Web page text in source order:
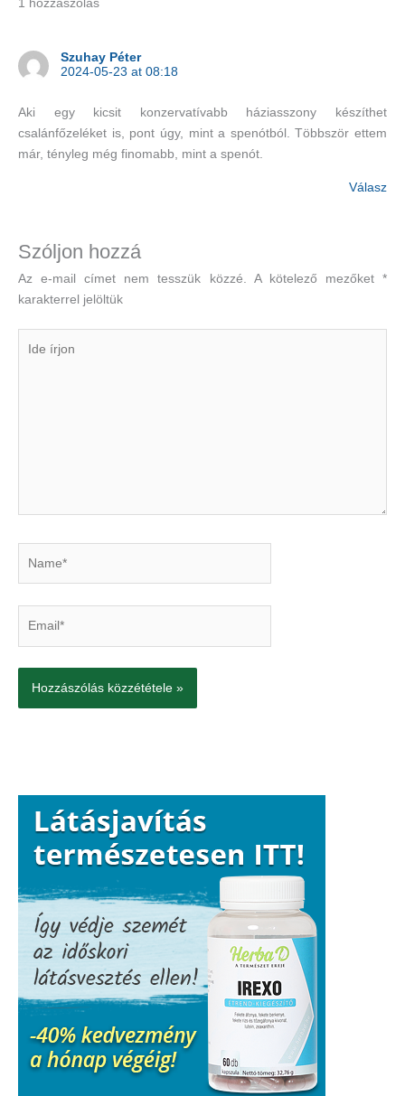
1 hozzászólás
Szuhay Péter
2024-05-23 at 08:18
Aki egy kicsit konzervatívabb háziasszony készíthet
csalánfőzeléket is, pont úgy, mint a spenótból. Többször ettem
már, tényleg még finomabb, mint a spenót.
Válasz
Szóljon hozzá
Az e-mail címet nem tesszük közzé. A kötelező mezőket*
karakterrel jelöltük